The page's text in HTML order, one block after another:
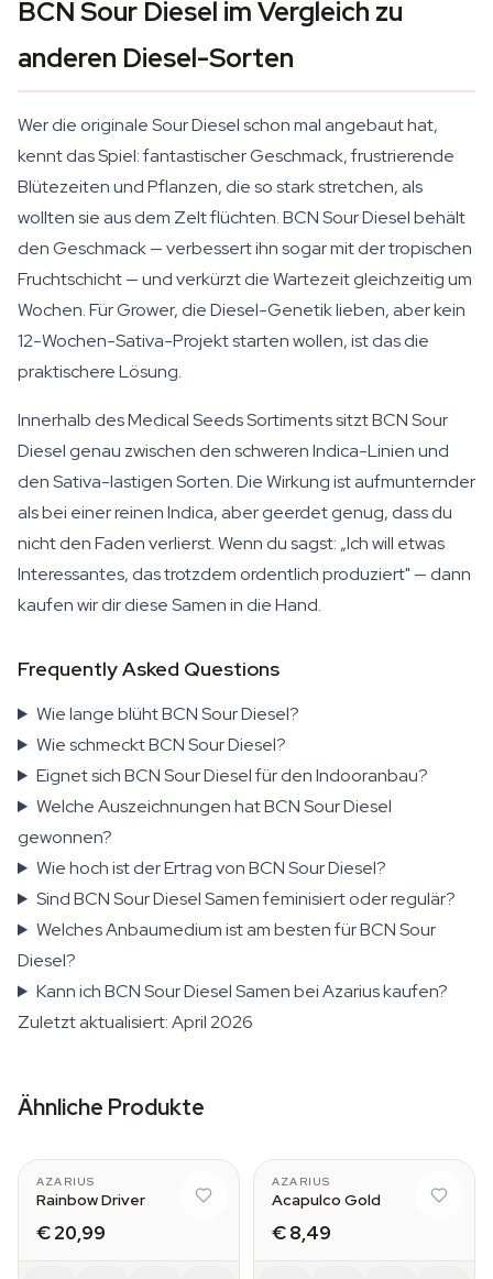
BCN Sour Diesel im Vergleich zu
anderen Diesel-Sorten
Wer die originale Sour Diesel schon mal angebaut hat,
kennt das Spiel: fantastischer Geschmack, frustrierende
Blütezeiten und Pflanzen, die so stark stretchen, als
wollten sie aus dem Zelt flüchten. BCN Sour Diesel behält
den Geschmack — verbessert ihn sogar mit der tropischen
Fruchtschicht — und verkürzt die Wartezeit gleichzeitig um
Wochen. Für Grower, die Diesel-Genetik lieben, aber kein
12-Wochen-Sativa-Projekt starten wollen, ist das die
praktischere Lösung.
Innerhalb des Medical Seeds Sortiments sitzt BCN Sour
Diesel genau zwischen den schweren Indica-Linien und
den Sativa-lastigen Sorten. Die Wirkung ist aufmunternder
als bei einer reinen Indica, aber geerdet genug, dass du
nicht den Faden verlierst. Wenn du sagst: „Ich will etwas
Interessantes, das trotzdem ordentlich produziert" — dann
kaufen wir dir diese Samen in die Hand.
Frequently Asked Questions
Wie lange blüht BCN Sour Diesel?
Wie schmeckt BCN Sour Diesel?
Eignet sich BCN Sour Diesel für den Indooranbau?
Welche Auszeichnungen hat BCN Sour Diesel
gewonnen?
Wie hoch ist der Ertrag von BCN Sour Diesel?
Sind BCN Sour Diesel Samen feminisiert oder regulär?
Welches Anbaumedium ist am besten für BCN Sour
Diesel?
Kann ich BCN Sour Diesel Samen bei Azarius kaufen?
Zuletzt aktualisiert: April 2026
Ähnliche Produkte
AZARIUS
Rainbow Driver
€ 20,99
AZARIUS
Acapulco Gold
€ 8,49